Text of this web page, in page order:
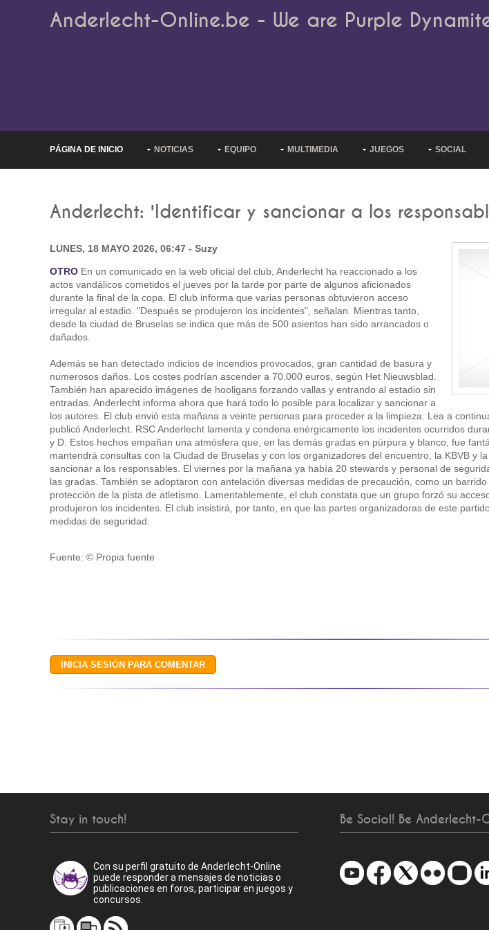
Anderlecht-Online.be - We are Purple
PÁGINA DE INICIO NOTICIAS EQUIPO MULTIMEDIA JUEGOS SOCIAL
Anderlecht: 'Identificar y sancionar a los
LUNES, 18 MAYO 2026, 06:47 - Suzy
OTRO En un comunicado en la web oficial del club, Anderlecht ha reaccionado a los
actos vandálicos cometidos el jueves por la tarde por parte de algunos aficionados
durante la final de la copa. El club informa que varias personas obtuvieron acceso
irregular al estadio. "Después se produjeron los incidentes", señalan. Mientras tanto,
desde la ciudad de Bruselas se indica que más de 500 asientos han sido arrancados o
dañados.
Además se han detectado indicios de incendios provocados, gran cantidad de basura y
numerosos daños. Los costes podrían ascender a 70.000 euros, según Het Nieuwsblad.
También han aparecido imágenes de hooligans forzando vallas y entrando al estadio sin
entradas. Anderlecht informa ahora que hará todo lo posible para localizar y sancionar a
los autores. El club envió esta mañana a veinte personas para proceder a la limpieza. Lea a
publicó Anderlecht. RSC Anderlecht lamenta y condena enérgicamente los incidentes ocurridos
y D. Estos hechos empañan una atmósfera que, en las demás gradas en púrpura y blanco, fue
mantendrá consultas con la Ciudad de Bruselas y con los organizadores del encuentro, la KBVB y
sancionar a los responsables. El viernes por la mañana ya había 20 stewards y personal de
las gradas. También se adoptaron con antelación diversas medidas de precaución, como un
protección de la pista de atletismo. Lamentablemente, el club constata que un grupo forzó su
produjeron los incidentes. El club insistirá, por tanto, en que las partes organizadoras de este
medidas de seguridad.
Fuente: © Propia fuente
Stay in touch!
Con su perfil gratuito de Anderlecht-Online
puede responder a mensajes de noticias o
publicaciones en foros, participar en juegos y
concursos.
Be Social! Be Anderlecht-